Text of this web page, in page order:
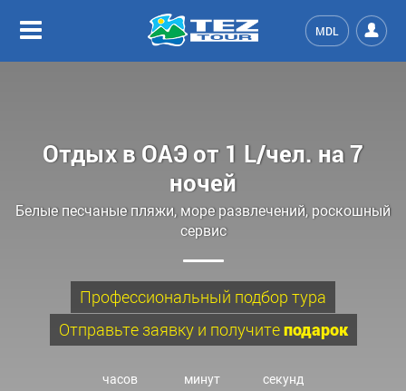
MDL
Отдых в ОАЭ от 1 L/чел. на 7
ночей
Белые песчаные пляжи, море развлечений, роскошный
сервис
Профессиональный подбор тура
Отправьте заявку и получитеподарок
часов минут секунд